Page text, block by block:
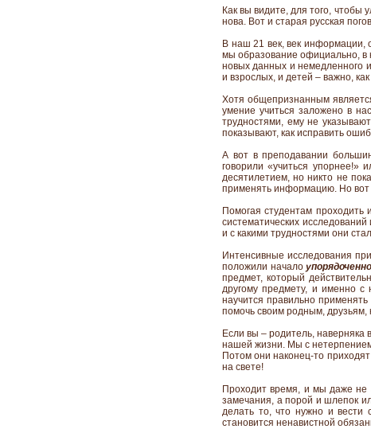
Как вы видите, для того, чтобы
нова. Вот и старая русская
В наш 21 век, век информации,
мы образование официально, в
новых данных и немедленного
и взрослых, и детей – важно, как
Хотя общепризнанным
умение учиться заложено в
трудностями, ему не
показывают, как исправить
А вот в преподавании
говорили «учиться упорнее!»
десятилетием, но никто не
применять информацию. Но вот
Помогая студентам проходить
систематических
и с какими трудностями они
Интенсивные исследования
положили начало
предмет, который
другому предмету, и именно с
научится правильно
помочь своим родным, друзьям,
Если вы – родитель,
нашей жизни. Мы с нетерпением
Потом они наконец-то
на свете!
Проходит время, и мы даже не
замечания, а порой и шлепок
делать то, что нужно и
становится ненавистной